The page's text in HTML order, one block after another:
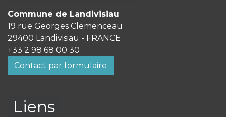
Commune de Landivisiau
19 rue Georges Clemenceau
29400 Landivisiau - FRANCE
+33 2 98 68 00 30
Contact par formulaire
Liens